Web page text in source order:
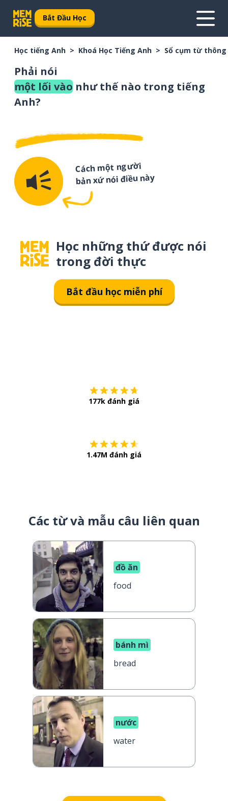
Bắt Đầu Học
Học tiếng Anh Khoá Học Tiếng Anh Sổ cụm từ
Phải nói
một lối vào như thế nào trong tiếng
Anh?
Cách một người
bản xứ nói điều này
Học những thứ được nói
trong đời thực
Bắt đầu học miễn phí
177k đánh giá
1.47M đánh giá
Các từ và mẫu câu liên quan
đồ ăn
food
bánh mì
bread
nước
water